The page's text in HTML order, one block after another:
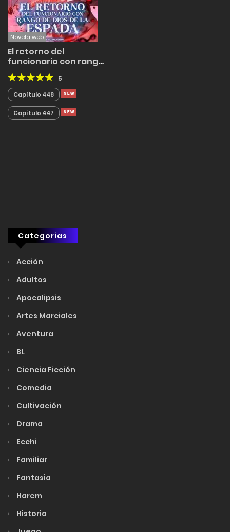
Novela web
El retorno del
funcionario con rango
de Dios de la Espada
5
Capítulo 448
Capítulo 447
Categorias
Acción
Adultos
Apocalipsis
Artes Marciales
Aventura
BL
Ciencia Ficción
Comedia
Cultivación
Drama
Ecchi
Familiar
Fantasia
Harem
Historia